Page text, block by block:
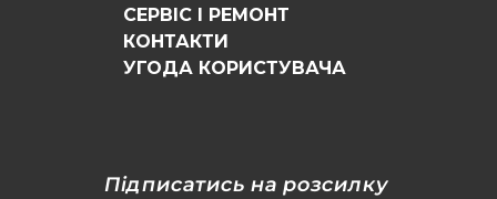
СЕРВІС І РЕМОНТ
КОНТАКТИ
УГОДА КОРИСТУВАЧА
Підписатись на розсилку